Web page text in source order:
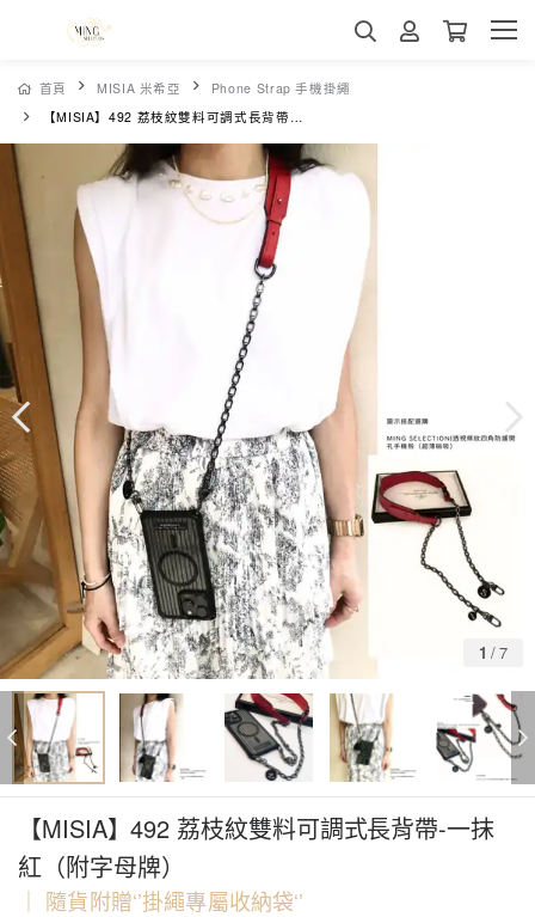
首頁 MISIA 米希亞
Phone Strap 手機掛繩
【MISIA】492 荔枝紋雙料可調式長背帶-一抹紅（附字母牌）
1 /7
【MISIA】492 荔枝紋雙料可調式長背帶-一抹
紅（附字母牌）
｜ 隨貨附贈‘’掛繩專屬收納袋‘’